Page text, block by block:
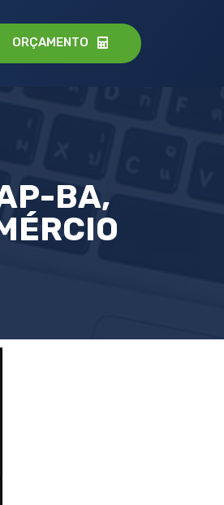
ORÇAMENTO
BA,